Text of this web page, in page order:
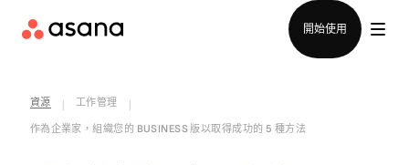
開始使用
資源 工作管理
作為企業家，組織您的 BUSINESS 版以取得成功的 5 種方法